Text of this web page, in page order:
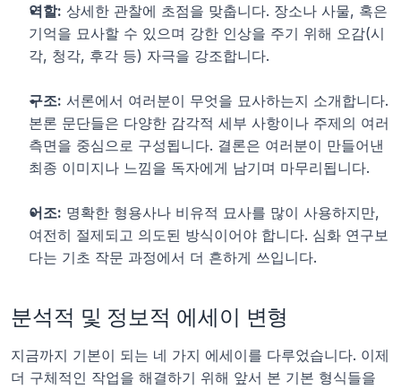
역할: 상세한 관찰에 초점을 맞춥니다. 장소나 사물, 혹은
기억을 묘사할 수 있으며 강한 인상을 주기 위해 오감(시
각, 청각, 후각 등) 자극을 강조합니다.
구조: 서론에서 여러분이 무엇을 묘사하는지 소개합니다.
본론 문단들은 다양한 감각적 세부 사항이나 주제의 여러
측면을 중심으로 구성됩니다. 결론은 여러분이 만들어낸
최종 이미지나 느낌을 독자에게 남기며 마무리됩니다.
어조: 명확한 형용사나 비유적 묘사를 많이 사용하지만,
여전히 절제되고 의도된 방식이어야 합니다. 심화 연구보
다는 기초 작문 과정에서 더 흔하게 쓰입니다.
분석적 및 정보적 에세이 변형
지금까지 기본이 되는 네 가지 에세이를 다루었습니다. 이제
더 구체적인 작업을 해결하기 위해 앞서 본 기본 형식들을